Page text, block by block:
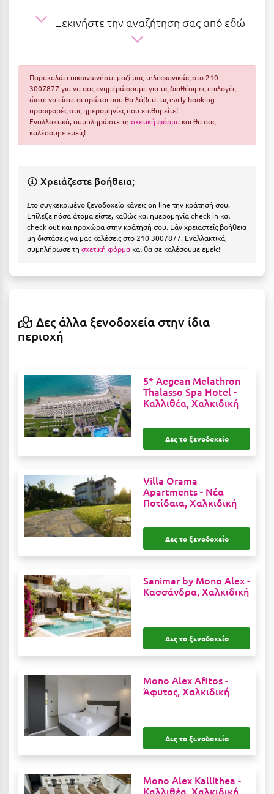
Ελληνικό Αρκαδίας
Ερμιόνη
Εύβοια
Ευρυτανία
Ζάκυνθος
Ηλεία
Θ
Θεσσαλονίκη
Ιεράπετρα
Ιθάκη
Ικαρία
Ίος
Ιωάννινα
Καβάλα
Καλάβρυτα
Καλαμάτα
Κάλαμος
Καλαμπάκα
Κάλυμνος
Καμένα Βούρλα
Καρδαμύλη
Ξεκινήστε την αναζήτηση σας από εδώ
Παρακαλώ επικοινωνήστε μαζί μας τηλεφωνικώς στο 210
3007877 για να σας ενημερώσουμε για τις διαθέσιμες επιλογές
ώστε να είστε οι πρώτοι που θα λάβετε τις early booking
προσφορές στις ημερομηνίες που επιθυμείτε!
Εναλλακτικά, συμπληρώστε τη σχετική φόρμακαι θα σας
καλέσουμε εμείς!
Χρειάζεστε βοήθεια;
Στο συγκεκριμένο ξενοδοχείο κάνεις on line την κράτησή σου.
Επίλεξε πόσα άτομα είστε, καθώς και ημερομηνία check in και
check out και προχώρα στην κράτησή σου. Εάν χρειαστείς βοήθεια
μη διστάσεις να μας καλέσεις στο 210 3007877. Εναλλακτικά,
συμπλήρωσε τη σχετική φόρμα και θα σε καλέσουμε εμείς!
Δες άλλα ξενοδοχεία στην ίδια
περιοχή
5* Aegean Melathron
Thalasso Spa Hotel -
Καλλιθέα, Χαλκιδική
Δες το ξενοδοχείο
Villa Orama
Apartments - Νέα
Ποτίδαια, Χαλκιδική
Δες το ξενοδοχείο
Sanimar by Mono Alex -
Κασσάνδρα, Χαλκιδική
Δες το ξενοδοχείο
Mono Alex Afitos -
Άφυτος, Χαλκιδική
Δες το ξενοδοχείο
Mono Alex Kallithea -
Καλλιθέα, Χαλκιδική